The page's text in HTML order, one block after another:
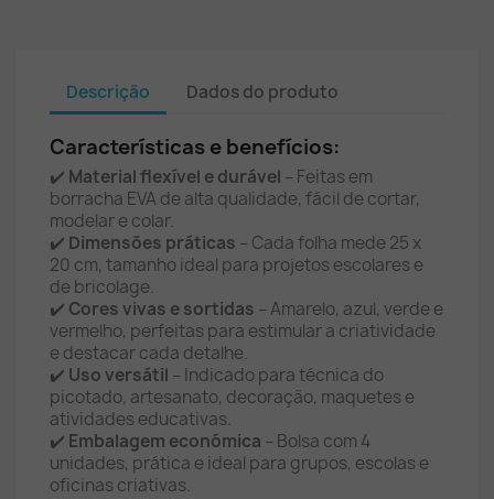
Descrição Dados do produto
Características e benefícios:
✔️ Material flexível e durável – Feitas em
borracha EVA de alta qualidade, fácil de cortar,
modelar e colar.
✔️ Dimensões práticas – Cada folha mede 25 x
20 cm, tamanho ideal para projetos escolares e
de bricolage.
✔️ Cores vivas e sortidas – Amarelo, azul, verde e
vermelho, perfeitas para estimular a criatividade
e destacar cada detalhe.
✔️ Uso versátil – Indicado para técnica do
picotado, artesanato, decoração, maquetes e
atividades educativas.
✔️ Embalagem económica – Bolsa com 4
unidades, prática e ideal para grupos, escolas e
oficinas criativas.